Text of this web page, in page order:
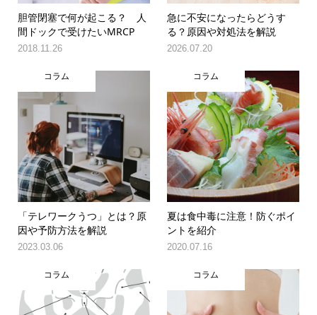
胆管閉塞で何が起こる？ 人
間ドックで受けたいMRCP
2018.11.26
急に不安になったらどうす
る？原因や対処法を解説
2026.07.20
コラム
「テレワークうつ」とは？原
因や予防方法を解説
2023.03.06
コラム
夏は食中毒に注意！防ぐポイ
ントを紹介
2020.07.16
コラム コラム